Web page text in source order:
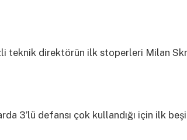
teknik direktörün ilk stoperleri Milan
3’lü defansı çok kullandığı için ilk